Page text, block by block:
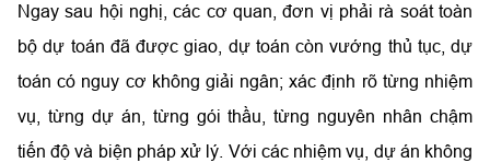
Ngay sau hội nghị, các cơ quan, đơn vị phải rà soát toàn
bộ dự toán đã được giao, dự toán còn vướng thủ tục, dự
toán có nguy cơ không giải ngân; xác định rõ từng nhiệm
vụ, từng dự án, từng gói thầu, từng nguyên nhân chậm
tiến độ và biện pháp xử lý. Với các nhiệm vụ, dự án không